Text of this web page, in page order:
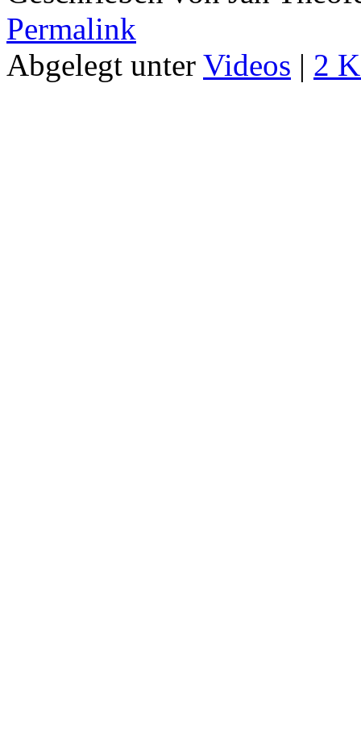
Permalink
Abgelegt unter Videos | 2